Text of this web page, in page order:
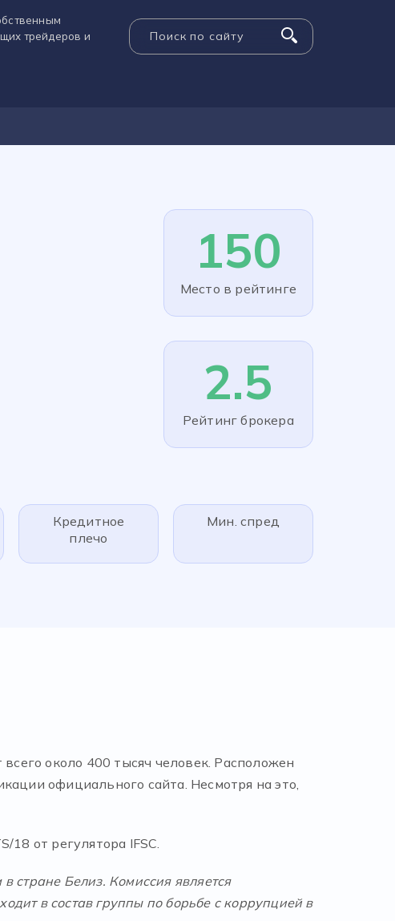
трейдеров и
150
Место в рейтинге
2.5
Рейтинг брокера
Кредитное
плечо
Мин. спред
около 400 тысяч человек. Расположен
официального сайта. Несмотря на это,
от регулятора IFSC.
встранеБелиз. Комиссия является
в состав группы по борьбе с коррупцией в